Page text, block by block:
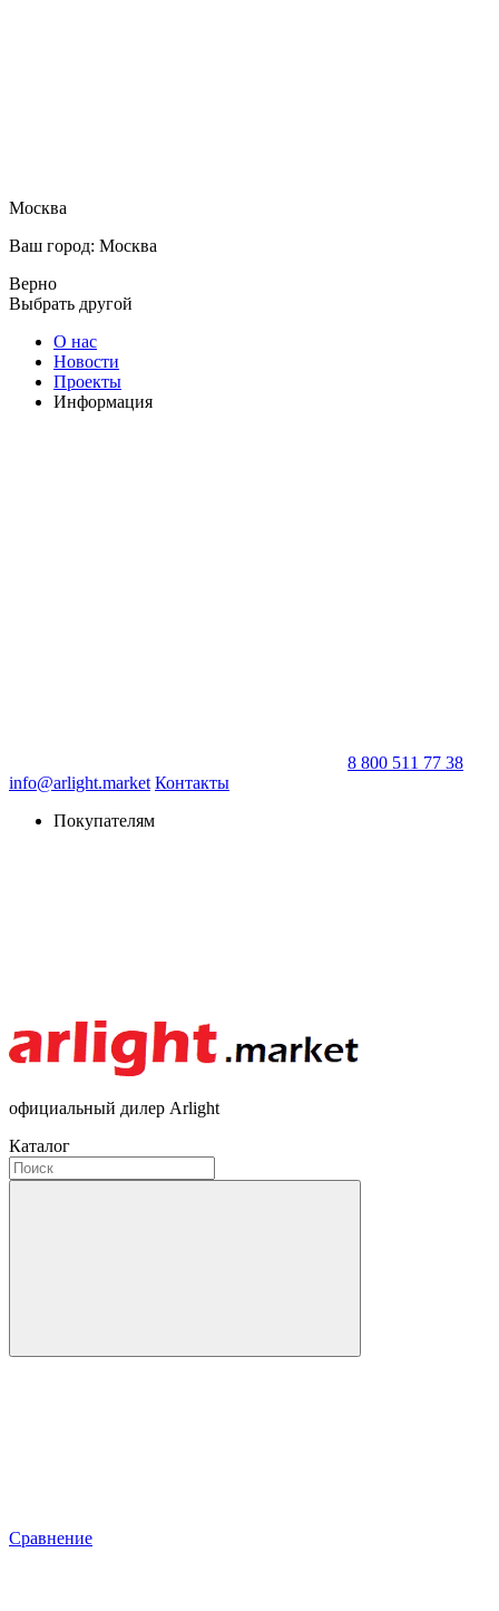
Москва
Ваш город: Москва
Верно
Выбрать другой
О нас
Новости
Проекты
Информация
8 800 511 77 38
info@arlight.market Контакты
Покупателям
официальный дилер Arlight
Каталог
Сравнение